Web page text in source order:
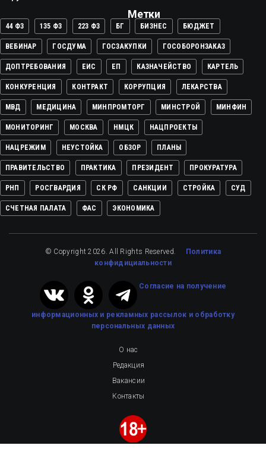
Метки
44 ФЗ 135 ФЗ 223 ФЗ БГ БИЗНЕС БЮДЖЕТ
ВЕБИНАР ГОСДУМА ГОСЗАКУПКИ ГОСОБОРОНЗАКАЗ
ДОПТРЕБОВАНИЯ ЕИС ЕП КАЗНАЧЕЙСТВО КАРТЕЛЬ
КОНКУРЕНЦИЯ КОНТРАКТ КОРРУПЦИЯ ЛЕКАРСТВА
МВД МЕДИЦИНА МИНПРОМТОРГ МИНСТРОЙ МИНФИН
МОНИТОРИНГ МОСКВА НМЦК НАЦПРОЕКТЫ
НАЦРЕЖИМ НЕУСТОЙКА ОБЗОР ПЛАНЫ
ПРАВИТЕЛЬСТВО ПРАКТИКА ПРЕЗИДЕНТ ПРОКУРАТУРА
РНП РОСГВАРДИЯ СК РФ САНКЦИИ СТРОЙКА СУД
СЧЕТНАЯ ПАЛАТА ФАС ЭКОНОМИКА
© Copyright 2026. All Rights Reserved.
Политика
конфидициальности
Cогласие на получение
информационных и рекламных рассылок и обработку
персональных данных
О нас
Редакция
Вакансии
Контакты